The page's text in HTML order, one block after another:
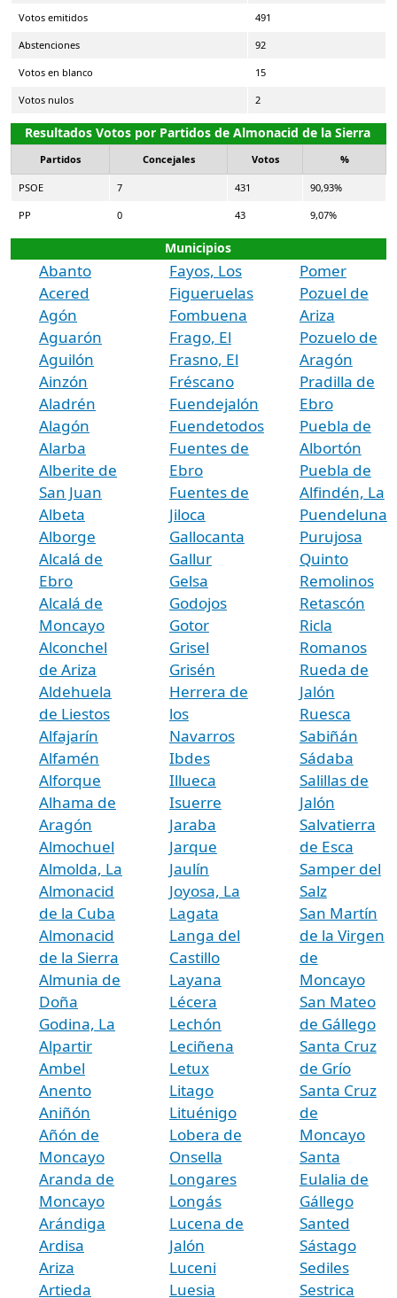
Votos emitidos 491
Abstenciones 92
Votos en blanco 15
Votos nulos 2
Resultados Votos por Partidos de Almonacid de la Sierra
Partidos Concejales Votos %
PSOE 7 431 90,93%
PP 0 43 9,07%
Municipios
Abanto
Acered
Agón
Aguarón
Aguilón
Ainzón
Aladrén
Alagón
Alarba
Alberite de
San Juan
Albeta
Alborge
Alcalá de
Ebro
Alcalá de
Moncayo
Alconchel
de Ariza
Aldehuela
de Liestos
Alfajarín
Alfamén
Alforque
Alhama de
Aragón
Almochuel
Almolda, La
Almonacid
de la Cuba
Almonacid
de la Sierra
Almunia de
Doña
Godina, La
Alpartir
Ambel
Anento
Aniñón
Añón de
Moncayo
Aranda de
Moncayo
Arándiga
Ardisa
Ariza
Artieda
Fayos, Los
Figueruelas
Fombuena
Frago, El
Frasno, El
Fréscano
Fuendejalón
Fuendetodos
Fuentes de
Ebro
Fuentes de
Jiloca
Gallocanta
Gallur
Gelsa
Godojos
Gotor
Grisel
Grisén
Herrera de
los
Navarros
Ibdes
Illueca
Isuerre
Jaraba
Jarque
Jaulín
Joyosa, La
Lagata
Langa del
Castillo
Layana
Lécera
Lechón
Leciñena
Letux
Litago
Lituénigo
Lobera de
Onsella
Longares
Longás
Lucena de
Jalón
Luceni
Luesia
Pomer
Pozuel de
Ariza
Pozuelo de
Aragón
Pradilla de
Ebro
Puebla de
Albortón
Puebla de
Alfindén, La
Puendeluna
Purujosa
Quinto
Remolinos
Retascón
Ricla
Romanos
Rueda de
Jalón
Ruesca
Sabiñán
Sádaba
Salillas de
Jalón
Salvatierra
de Esca
Samper del
Salz
San Martín
de la Virgen
de
Moncayo
San Mateo
de Gállego
Santa Cruz
de Grío
Santa Cruz
de
Moncayo
Santa
Eulalia de
Gállego
Santed
Sástago
Sediles
Sestrica